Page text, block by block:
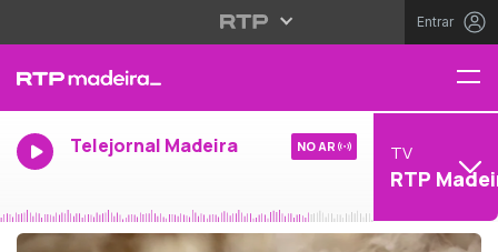
Entrar
Telejornal Madeira NO AR TV
RTP